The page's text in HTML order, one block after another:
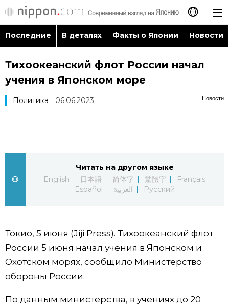
日本語
English
Español
العربية
Последние
Факты о Японии
Новости
Фото/Видео
Разделы
Люди
Популярные статьи
Последние В деталях Факты о Японии Новости
Тихоокеанский флот России начал
учения в Японском море
Новости
Политика 06.06.2023
Читать на другом языке
English
日本語 简体字 繁體字
Français
Español
العربية Русский
Токио, 5 июня (Jiji Press). Тихоокеанский флот
России 5 июня начал учения в Японском и
Охотском морях, сообщило Министерство
обороны России.
По данным министерства, в учениях до 20